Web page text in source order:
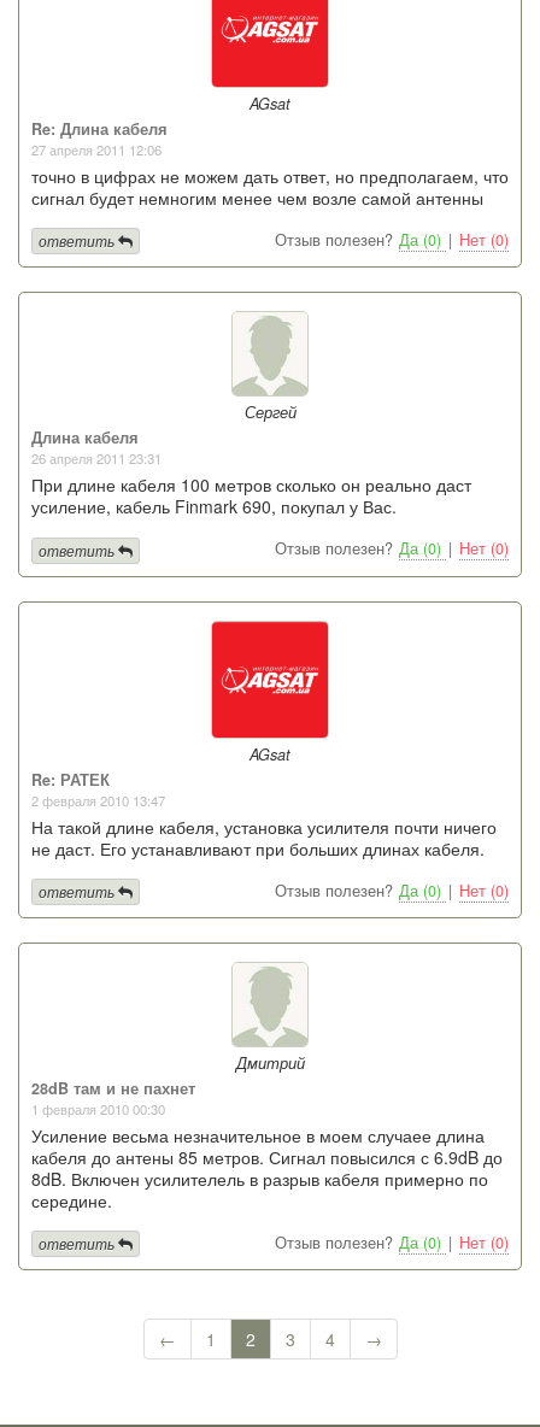
AGsat
Re: Длина кабеля
27 апреля 2011 12:06
точно в цифрах не можем дать ответ, но предполагаем, что
сигнал будет немногим менее чем возле самой антенны
Отзыв полезен? Да (0) | Нет (0)
ответить
Сергей
Длина кабеля
26 апреля 2011 23:31
При длине кабеля 100 метров сколько он реально даст
усиление, кабель Finmark 690, покупал у Вас.
Отзыв полезен? Да (0) | Нет (0)
ответить
AGsat
Re: РАТЕК
2 февраля 2010 13:47
На такой длине кабеля, установка усилителя почти ничего
не даст. Его устанавливают при больших длинах кабеля.
Отзыв полезен? Да (0) | Нет (0)
ответить
Дмитрий
28dB там и не пахнет
1 февраля 2010 00:30
Усиление весьма незначительное в моем случаее длина
кабеля до антены 85 метров. Сигнал повысился с 6.9dB до
8dB. Включен усилителель в разрыв кабеля примерно по
середине.
Отзыв полезен? Да (0) | Нет (0)
ответить
← 1 2 3 4 →